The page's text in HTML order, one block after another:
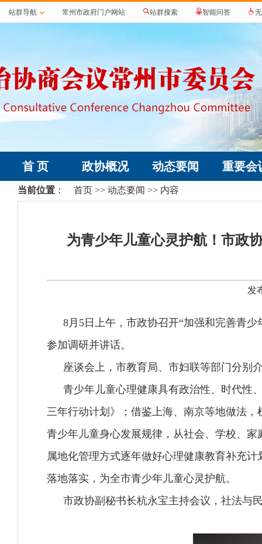
站群导航 常州市政府门户网站 站群搜索 智能问答
首 页 政协概况 动态要闻 重要会
当前位置 ： 首页 >> 动态要闻 >> 内容
为青少年儿童心灵护航！市政
发
8月5日上午，市政协召开“加强和完善青
参加调研并讲话。
座谈会上，市教育局、市妇联等部门分别
青少年儿童心理健康具有政治性、时代性
三年行动计划》；借鉴上海、南京等地做法
青少年儿童身心发展规律，从社会、学校、
属地化管理方式逐年做好心理健康教育补充
落地落实，为全市青少年儿童心灵护航。
市政协副秘书长杭永宝主持会议，社法与